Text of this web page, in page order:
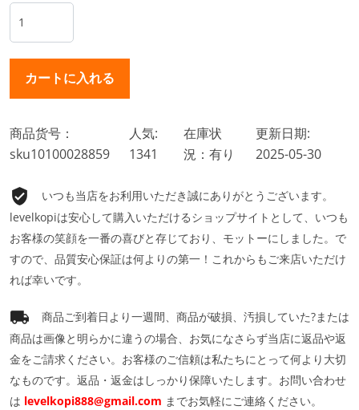
商品货号：
sku10100028859
人気:
1341
在庫状
況：有り
更新日期:
2025-05-30
いつも当店をお利用いただき誠にありがとうございます。
levelkopiは安心して購入いただけるショップサイトとして、いつも
お客様の笑顔を一番の喜びと存じており、モットーにしました。で
すので、品質安心保証は何よりの第一！これからもご来店いただけ
れば幸いです。
商品ご到着日より一週間、商品が破損、汚損していた?または
商品は画像と明らかに違うの場合、お気になさらず当店に返品や返
金をご請求ください。お客様のご信頼は私たちにとって何より大切
なものです。返品・返金はしっかり保障いたします。お問い合わせ
は levelkopi888@gmail.com までお気軽にご連絡ください。